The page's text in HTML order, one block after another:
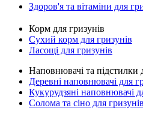
Здоров'я та вітаміни для
Корм для гризунів
Сухий корм для гризунів
Ласощі для гризунів
Наповнювачі та підстилки
Деревні наповнювачі для
Кукурудзяні наповнювачі
Солома та сіно для гризунів